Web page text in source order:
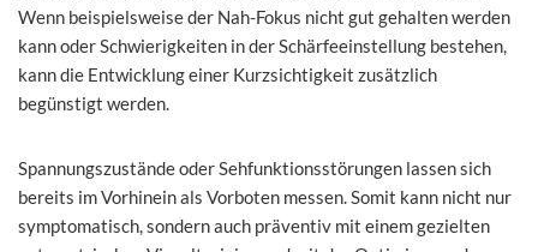
Wenn beispielsweise der Nah-Fokus nicht gut gehalten werden
kann oder Schwierigkeiten in der Schärfeeinstellung bestehen,
kann die Entwicklung einer Kurzsichtigkeit zusätzlich
begünstigt werden.
Spannungszustände oder Sehfunktionsstörungen lassen sich
bereits im Vorhinein als Vorboten messen. Somit kann nicht nur
symptomatisch, sondern auch präventiv mit einem gezielten